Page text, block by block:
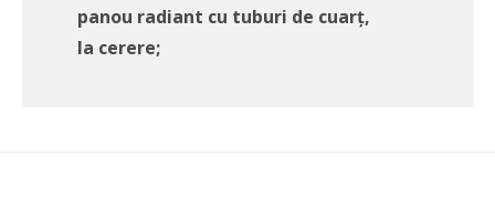
panou radiant cu tuburi de cuarț,
la cerere;